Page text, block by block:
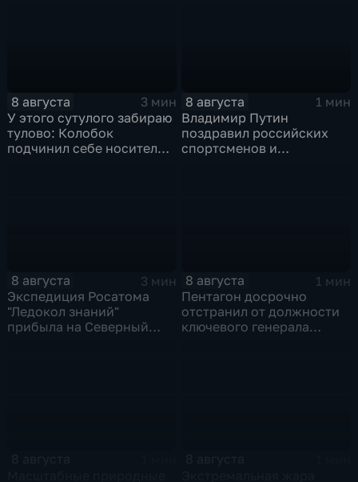
8 августа
3 мин
У этого сутулого забираю
тулово: Колобок
подчинил себе носителя в
8 августа
1 мин
Владимир Путин
поздравил российских
спортсменов и
8 августа
3 мин
Экспедиция Росатома
"Ледокол знаний"
прибыла на Северный
8 августа
1 мин
Пентагон досрочно
отстранил от должности
ключевого генерала